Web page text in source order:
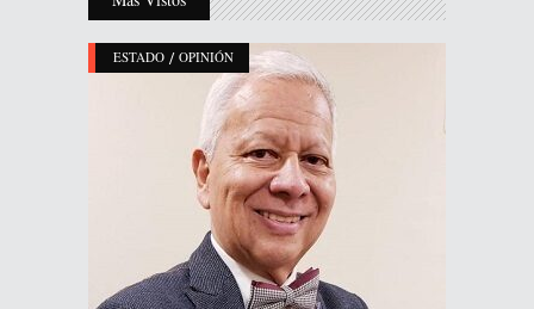
ESTADO / OPINIÓN